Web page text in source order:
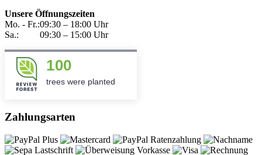
Unsere Öffnungszeiten
Mo. - Fr.:09:30 – 18:00 Uhr
Sa.:
09:30 – 15:00 Uhr
100
trees were planted
Zahlungsarten